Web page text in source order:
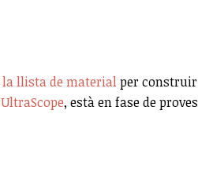
la llista de materialper
UltraScope, està en fase de